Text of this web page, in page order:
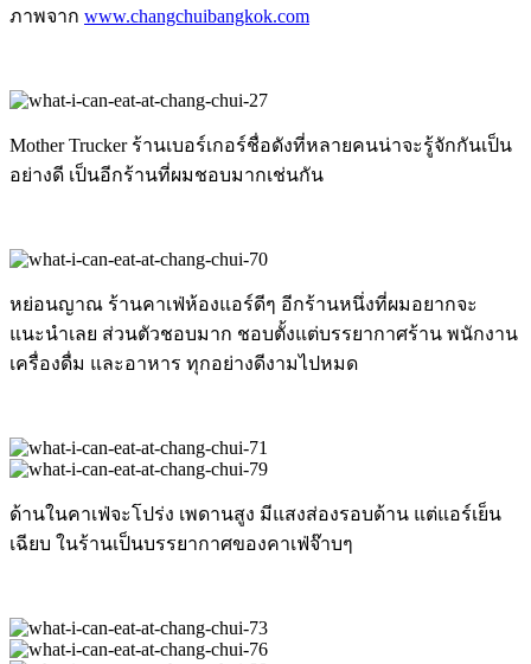
ภาพจาก www.changchuibangkok.com
Mother Trucker ร้านเบอร์เกอร์ชื่อดังที่หลายคนน่าจะรู้จักกันเป็น
อย่างดี เป็นอีกร้านที่ผมชอบมากเช่นกัน
หย่อนญาณ ร้านคาเฟ่ห้องแอร์ดีๆ อีกร้านหนึ่งที่ผมอยากจะ
แนะนำเลย ส่วนตัวชอบมาก ชอบตั้งแต่บรรยากาศร้าน พนักงาน
เครื่องดื่ม และอาหาร ทุกอย่างดีงามไปหมด
ด้านในคาเฟ่จะโปร่ง เพดานสูง มีแสงส่องรอบด้าน แต่แอร์เย็น
เฉียบ ในร้านเป็นบรรยากาศของคาเฟ่จ๊าบๆ